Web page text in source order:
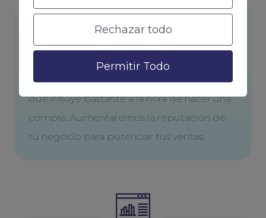
Rechazar todo
Permitir Todo
5. Reseñas
Las reseñas son una parte muy importante y
que influye bastante a la hora de hacer una
compra. Aumentaremos la reputación de
tu negocio para potenciar tus ventas.